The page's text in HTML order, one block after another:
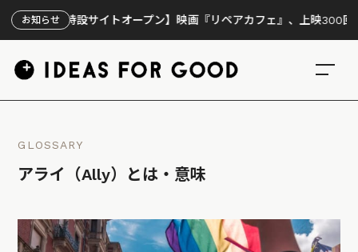
お知らせ
【特設サイトオープン】映画『リペアカフェ』、上映300回の先で見
GLOSSARY
アライ（Ally）とは・意味